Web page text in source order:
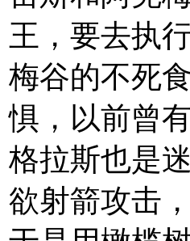
王，要去执
梅谷的不死
惧，以前曾
格拉斯也是
欲射箭攻击